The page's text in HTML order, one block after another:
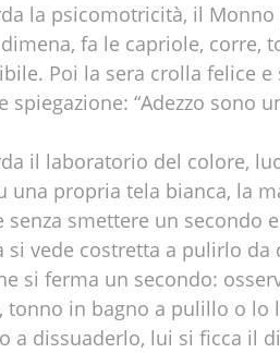
la psicomotricità, il
fa le capriole,
Poi la sera crolla felice
spiegazione: “Adezzo sono
il laboratorio del colore,
una propria tela bianca, la
senza smettere un secondo
si vede costretta a pulirlo
si ferma un secondo:
tonno in bagno a pulillo o lo
a dissuaderlo, lui si ficca il